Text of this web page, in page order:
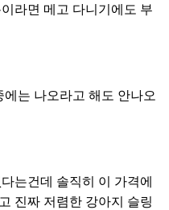
라면 메고 다니기에도 부
는 나오라고 해도 안나오
는건데 솔직히 이 가격에
진짜 저렴한 강아지 슬링